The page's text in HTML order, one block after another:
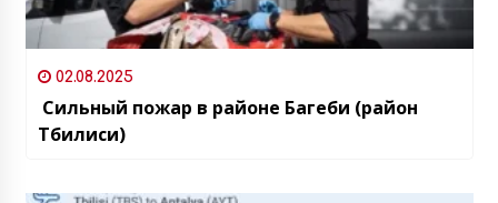
02.08.2025
Сильный пожар в районе Багеби (район
Тбилиси)